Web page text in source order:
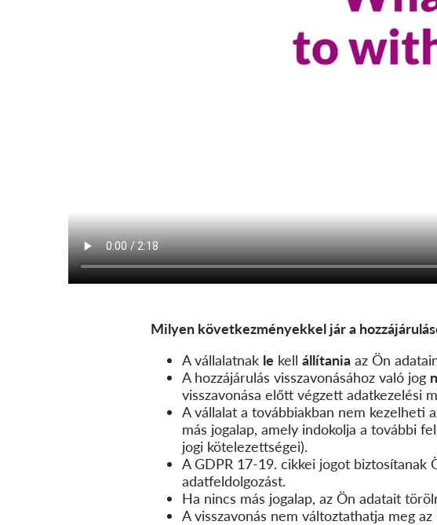
Milyen következményekkel jár a
A vállalatnak le kell állítania az Ön
A hozzájárulás visszavonásához való jog
visszavonása előtt végzett adatkezelési
A vállalat a továbbiakban nem kezelheti
más jogalap, amely indokolja a további
jogi kötelezettségei).
A GDPR 17-19. cikkei jogot biztosítanak
adatfeldolgozást.
Ha nincs más jogalap, az Ön adatait
A visszavonás nem változtathatja meg